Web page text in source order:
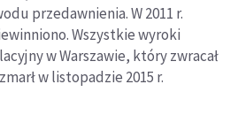
przedawnienia. W 2011 r.
Wszystkie wyroki
w Warszawie, który zwracał
w listopadzie 2015 r.